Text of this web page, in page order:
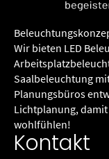
Wir bieten LED
Saalbeleuchtung
Planungsbüros
Lichtplanung,
wohlfühlen!
Kontakt